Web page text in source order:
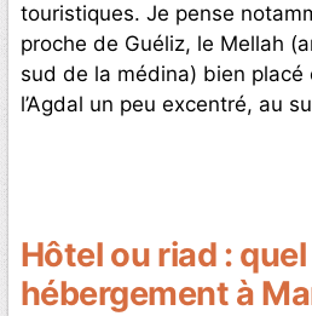
touristiques. Je pense
proche de Guéliz, le Mellah
sud de la médina) bien placé
l’Agdal un peu excentré, au
Hôtel ou riad : quel
hébergement à